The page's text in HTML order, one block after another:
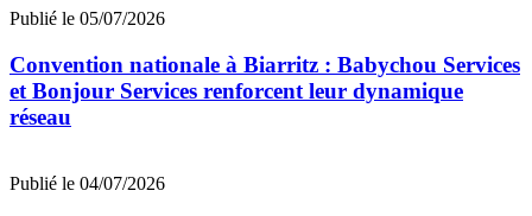
Publié le 05/07/2026
Convention nationale à Biarritz : Babychou Services
et Bonjour Services renforcent leur dynamique
réseau
Publié le 04/07/2026